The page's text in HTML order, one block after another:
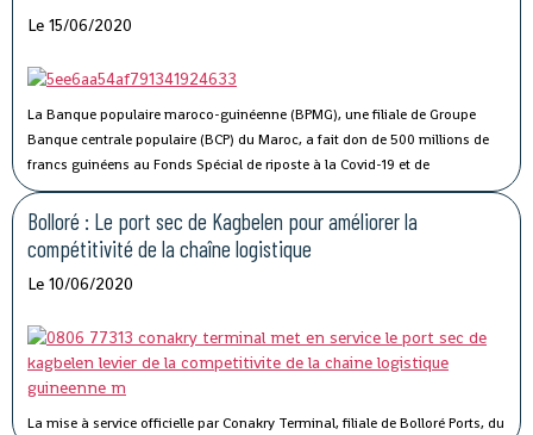
Le 15/06/2020
La Banque populaire maroco-guinéenne (BPMG), une filiale de Groupe
Banque centrale populaire (BCP) du Maroc, a fait don de 500 millions de
francs guinéens au Fonds Spécial de riposte à la Covid-19 et de
stabilisation économique de la Guinée.
Bolloré : Le port sec de Kagbelen pour améliorer la
compétitivité de la chaîne logistique
Le 10/06/2020
La mise à service officielle par Conakry Terminal, filiale de Bolloré Ports, du